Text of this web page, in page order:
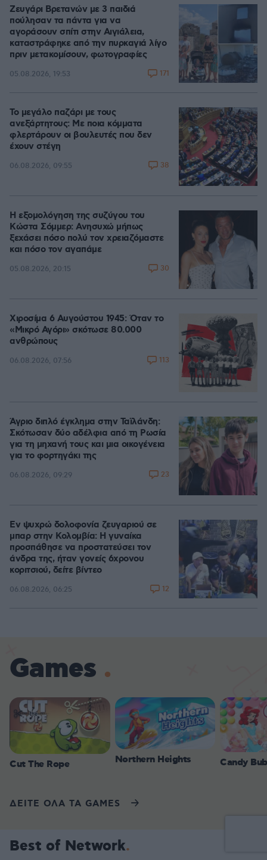
Ζευγάρι Βρετανών με 3 παιδιά
πούλησαν τα πάντα για να
αγοράσουν σπίτι στην Αιγιάλεια,
καταστράφηκε από την πυρκαγιά λίγο
πριν μετακομίσουν, φωτογραφίες
05.08.2026, 19:53 171
Το μεγάλο παζάρι με τους
ανεξάρτητους: Με ποια κόμματα
φλερτάρουν οι βουλευτές που δεν
έχουν στέγη
06.08.2026, 09:55 38
Η εξομολόγηση της συζύγου του
Κώστα Σόμμερ: Ανησυχώ μήπως
ξεχάσει πόσο πολύ τον χρειαζόμαστε
και πόσο τον αγαπάμε
05.08.2026, 20:15 30
Χιροσίμα 6 Αυγούστου 1945: Όταν το
«Μικρό Αγόρι» σκότωσε 80.000
ανθρώπους
06.08.2026, 07:56 113
Άγριο διπλό έγκλημα στην Ταϊλάνδη:
Σκότωσαν δύο αδέλφια από τη Ρωσία
για τη μηχανή τους και μια οικογένεια
για το φορτηγάκι της
06.08.2026, 09:29 23
Εν ψυχρώ δολοφονία ζευγαριού σε
μπαρ στην Κολομβία: Η γυναίκα
προσπάθησε να προστατεύσει τον
άνδρα της, ήταν γονείς 6χρονου
κοριτσιού, δείτε βίντεο
06.08.2026, 06:25 12
Games
Cut The Rope Northern Heights Candy
ΔΕΙΤΕ ΟΛΑ ΤΑ GAMES
Best of Network